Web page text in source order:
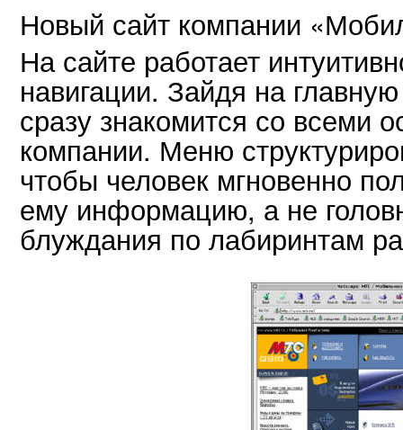
Новый сайт компании
На сайте работает
навигации. Зайдя на
сразу знакомится со всеми
компании. Меню
чтобы человек мгновенно
ему информацию, а не
блуждания по лабиринтам